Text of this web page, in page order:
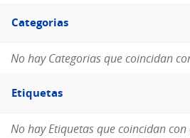
Filtro
Categorias
Categorias
No hay Categorias que coincidan
Filtro
Etiquetas
Etiquetas
No hay Etiquetas que coincidan